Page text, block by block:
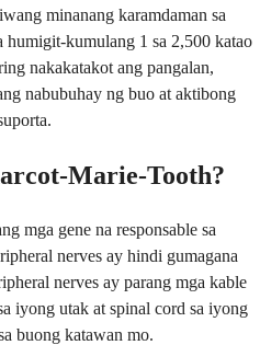
minanang karamdaman sa
kumulang 1 sa 2,500 katao
nakakatakot ang pangalan,
nabubuhay ng buo at aktibong
Marie-Tooth?
mga gene na responsable sa
nerves ay hindi gumagana
nerves ay parang mga kable
iyong utak at spinal cord sa iyong
buong katawan mo.